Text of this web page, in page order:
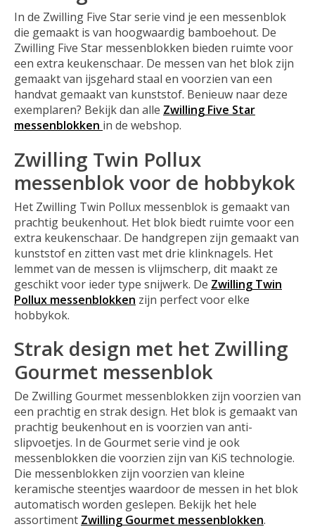
In de Zwilling Five Star serie vind je een messenblok
die gemaakt is van hoogwaardig bamboehout. De
Zwilling Five Star messenblokken bieden ruimte voor
een extra keukenschaar. De messen van het blok zijn
gemaakt van ijsgehard staal en voorzien van een
handvat gemaakt van kunststof. Benieuw naar deze
exemplaren? Bekijk dan alle Zwilling Five Star
messenblokken in de webshop.
Zwilling Twin Pollux
messenblok voor de hobbykok
Het Zwilling Twin Pollux messenblok is gemaakt van
prachtig beukenhout. Het blok biedt ruimte voor een
extra keukenschaar. De handgrepen zijn gemaakt van
kunststof en zitten vast met drie klinknagels. Het
lemmet van de messen is vlijmscherp, dit maakt ze
geschikt voor ieder type snijwerk. De Zwilling Twin
Pollux messenblokken zijn perfect voor elke
hobbykok.
Strak design met het Zwilling
Gourmet messenblok
De Zwilling Gourmet messenblokken zijn voorzien van
een prachtig en strak design. Het blok is gemaakt van
prachtig beukenhout en is voorzien van anti-
slipvoetjes. In de Gourmet serie vind je ook
messenblokken die voorzien zijn van KiS technologie.
Die messenblokken zijn voorzien van kleine
keramische steentjes waardoor de messen in het blok
automatisch worden geslepen. Bekijk het hele
assortiment Zwilling Gourmet messenblokken.